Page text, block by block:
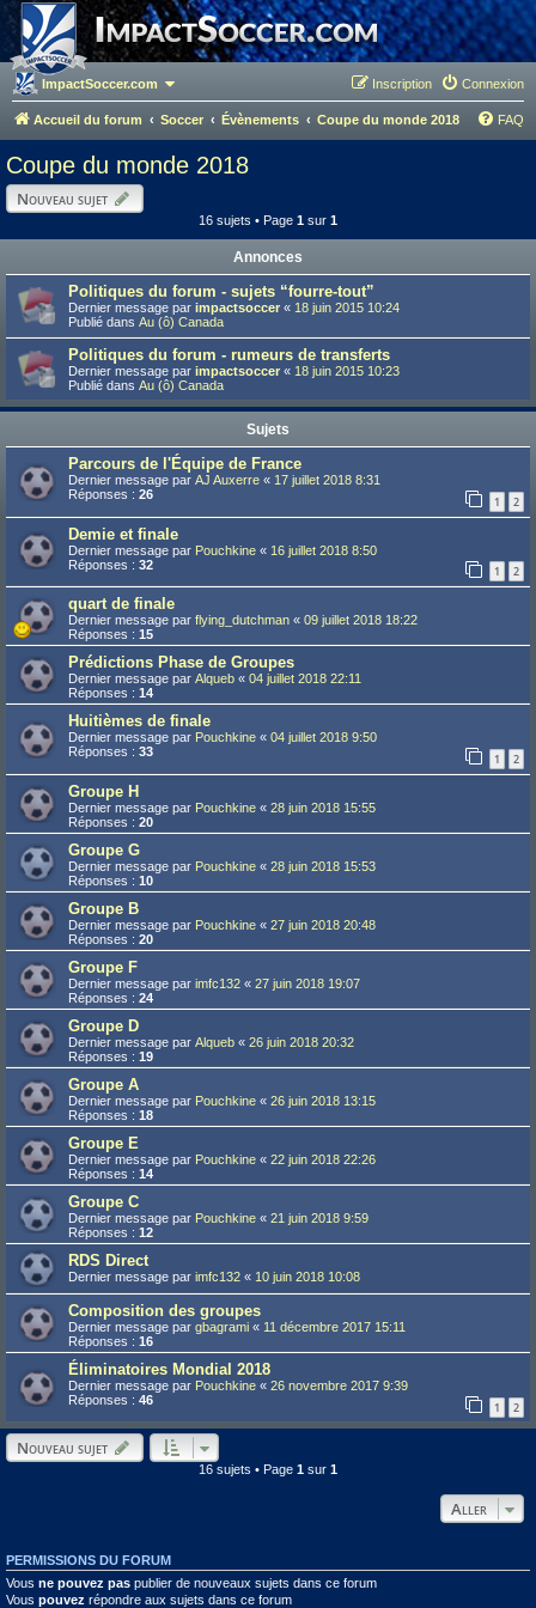
ImpactSoccer.com Connexion
Inscription
Accueil du forum Soccer Évènements Coupe du monde 2018 FAQ
Coupe du monde 2018
Nouveau sujet
16 sujets • Page 1 sur 1
Annonces
Politiques du forum - sujets “fourre-tout”
Dernier message par impactsoccer « 18 juin 2015 10:24
Publié dans Au (ô) Canada
Politiques du forum - rumeurs de transferts
Dernier message par impactsoccer « 18 juin 2015 10:23
Publié dans Au (ô) Canada
Sujets
Parcours de l'Équipe de France
Dernier message par AJ Auxerre « 17 juillet 2018 8:31
Réponses : 26 1 2
Demie et finale
Dernier message par Pouchkine « 16 juillet 2018 8:50
Réponses : 32 1 2
quart de finale
Dernier message par flying_dutchman « 09 juillet 2018 18:22
Réponses : 15
Prédictions Phase de Groupes
Dernier message par Alqueb « 04 juillet 2018 22:11
Réponses : 14
Huitièmes de finale
Dernier message par Pouchkine « 04 juillet 2018 9:50
Réponses : 33 1 2
Groupe H
Dernier message par Pouchkine « 28 juin 2018 15:55
Réponses : 20
Groupe G
Dernier message par Pouchkine « 28 juin 2018 15:53
Réponses : 10
Groupe B
Dernier message par Pouchkine « 27 juin 2018 20:48
Réponses : 20
Groupe F
Dernier message par imfc132 « 27 juin 2018 19:07
Réponses : 24
Groupe D
Dernier message par Alqueb « 26 juin 2018 20:32
Réponses : 19
Groupe A
Dernier message par Pouchkine « 26 juin 2018 13:15
Réponses : 18
Groupe E
Dernier message par Pouchkine « 22 juin 2018 22:26
Réponses : 14
Groupe C
Dernier message par Pouchkine « 21 juin 2018 9:59
Réponses : 12
RDS Direct
Dernier message par imfc132 « 10 juin 2018 10:08
Composition des groupes
Dernier message par gbagrami « 11 décembre 2017 15:11
Réponses : 16
Éliminatoires Mondial 2018
Dernier message par Pouchkine « 26 novembre 2017 9:39
Réponses : 46 1 2
Nouveau sujet
16 sujets • Page 1 sur 1
Aller
PERMISSIONS DU FORUM
Vous ne pouvez pas publier de nouveaux sujets dans ce forum
Vous pouvez répondre aux sujets dans ce forum